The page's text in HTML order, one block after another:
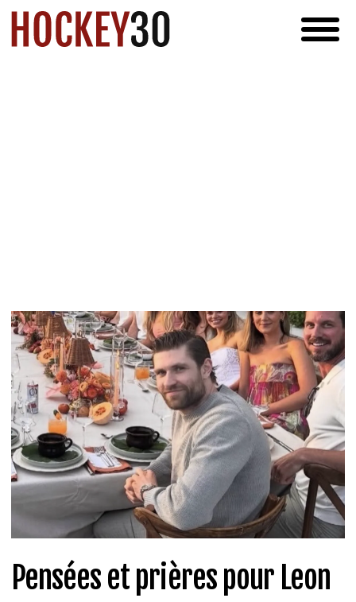
Pensées et prières pour Leon